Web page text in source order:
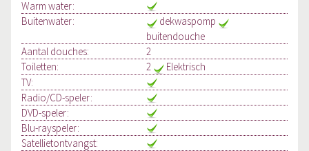
Warm water:
Buitenwater:
dekwaspomp
buitendouche
Aantal douches:
2
Toiletten:
2
Elektrisch
TV:
Radio/CD-speler:
DVD-speler:
Blu-rayspeler:
Satellietontvangst: